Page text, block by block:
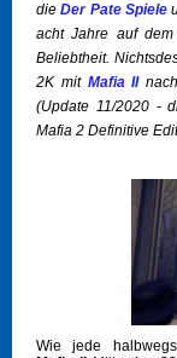
dieDer Pate Spiele
acht Jahre auf
Beliebtheit.
2K mit Mafia IInach
(Update 11/2020 -
Mafia 2 Definitive
Wie jede halbwegs